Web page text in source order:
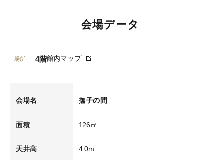
会場データ
場所 4階館内マップ
会場名 撫子の間
面積 126㎡
天井高 4.0m